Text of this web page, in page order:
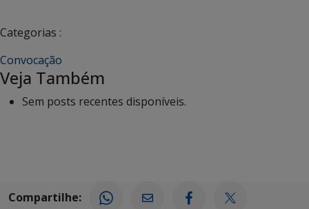
Categorias :
Convocação
Veja Também
Sem posts recentes disponíveis.
Compartilhe: